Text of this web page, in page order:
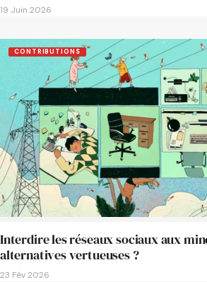
19 Juin 2026
CONTRIBUTIONS
Interdire les réseaux sociaux aux
alternatives vertueuses ?
23 Fév 2026